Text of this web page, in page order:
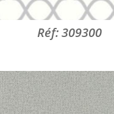
Réf:309300